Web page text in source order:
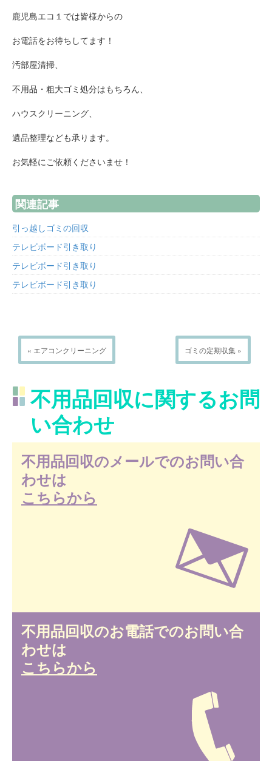
鹿児島エコ１では皆様からの
お電話をお待ちしてます！
汚部屋清掃、
不用品・粗大ゴミ処分はもちろん、
ハウスクリーニング、
遺品整理なども承ります。
お気軽にご依頼くださいませ！
関連記事
引っ越しゴミの回収
テレビボード引き取り
テレビボード引き取り
テレビボード引き取り
« エアコンクリーニング ゴミの定期収集 »
不用品回収に関するお問
い合わせ
不用品回収のメールでのお問い合
わせは
こちらから
不用品回収のお電話でのお問い合
わせは
こちらから